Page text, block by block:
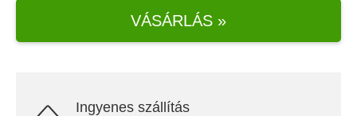
VÁSÁRLÁS »
Ingyenes szállítás